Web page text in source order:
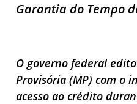
Garantia do Tempo
O governo federal
Provisória (MP) com o
acesso ao crédito